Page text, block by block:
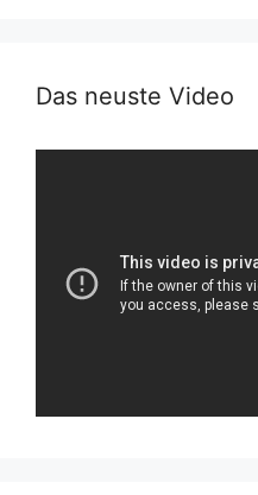
Das neuste Video